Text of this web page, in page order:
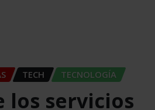
TECH TECNOLOGÍA
los servicios